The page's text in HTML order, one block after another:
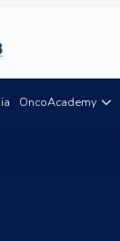
OncoAcademy